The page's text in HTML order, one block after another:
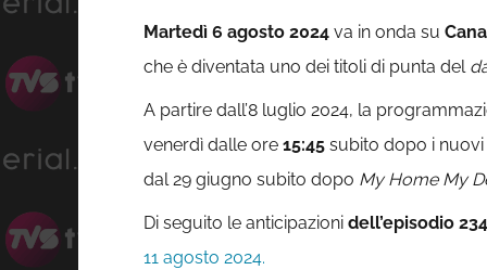
Martedì 6 agosto 2024 va in onda su
che è diventata uno dei titoli di punta del
A partire dall’8 luglio 2024, la
venerdì dalle ore 15:45 subito dopo i
dal 29 giugno subito dopo My Home My
Di seguito le anticipazioni dell’episodio
11 agosto 2024.